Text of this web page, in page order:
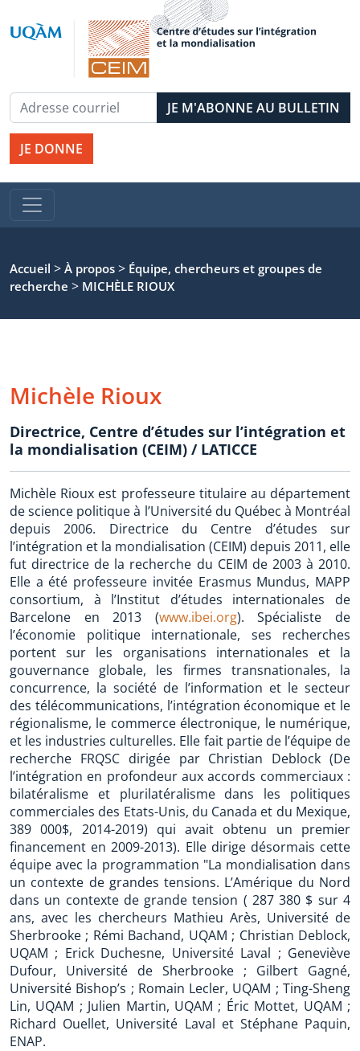
JE DONNE
Accueil > À propos > Équipe, chercheurs et groupes de
recherche > MICHÈLE RIOUX
Michèle Rioux
Directrice, Centre d’études sur l’intégration et
la mondialisation (CEIM) / LATICCE
Michèle Rioux est professeure titulaire au département
de science politique à l’Université du Québec à Montréal
depuis 2006. Directrice du Centre d’études sur
l’intégration et la mondialisation (CEIM) depuis 2011, elle
fut directrice de la recherche du CEIM de 2003 à 2010.
Elle a été professeure invitée Erasmus Mundus, MAPP
consortium, à l’Institut d’études internationales de
Barcelone en 2013 (www.ibei.org). Spécialiste de
l’économie politique internationale, ses recherches
portent sur les organisations internationales et la
gouvernance globale, les firmes transnationales, la
concurrence, la société de l’information et le secteur
des télécommunications, l’intégration économique et le
régionalisme, le commerce électronique, le numérique,
et les industries culturelles. Elle fait partie de l’équipe de
recherche FRQSC dirigée par Christian Deblock (De
l’intégration en profondeur aux accords commerciaux :
bilatéralisme et plurilatéralisme dans les politiques
commerciales des Etats-Unis, du Canada et du Mexique,
389 000$, 2014-2019) qui avait obtenu un premier
financement en 2009-2013). Elle dirige désormais cette
équipe avec la programmation "La mondialisation dans
un contexte de grandes tensions. L’Amérique du Nord
dans un contexte de grande tension ( 287 380 $ sur 4
ans, avec les chercheurs Mathieu Arès, Université de
Sherbrooke ; Rémi Bachand, UQAM ; Christian Deblock,
UQAM ; Erick Duchesne, Université Laval ; Geneviève
Dufour, Université de Sherbrooke ; Gilbert Gagné,
Université Bishop’s ; Romain Lecler, UQAM ; Ting-Sheng
Lin, UQAM ; Julien Martin, UQAM ; Éric Mottet, UQAM ;
Richard Ouellet, Université Laval et Stéphane Paquin,
ENAP.